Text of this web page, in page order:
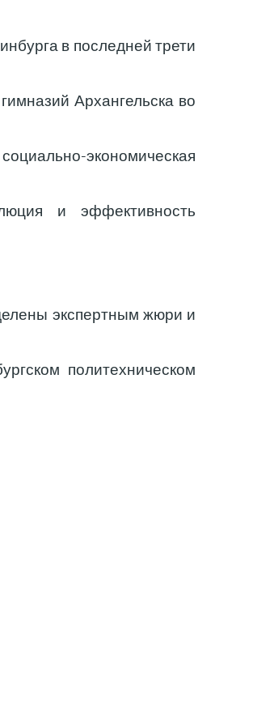
в последней трети
Архангельска во
экономическая
и эффективность
экспертным жюри и
политехническом